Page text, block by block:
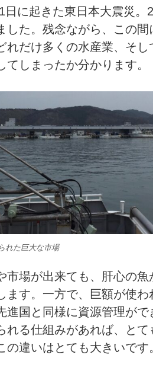
日に起きた東日本大震災。
した。残念ながら、この間
れだけ多くの水産業、そし
てしまったか分かります。
れた巨大な市場
市場が出来ても、肝心の魚
ます。一方で、巨額が使
進国と同様に資源管理が
れる仕組みがあれば、とて
の違いはとても大きいです